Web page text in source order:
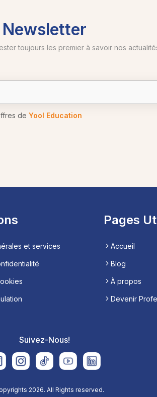
Newsletter
toujours les premier à savoir nos
de Yool Education
et services
Pages
Accueil
Blog
À propos
Devenir
Suivez-Nous!
2026. All Rights reserved.